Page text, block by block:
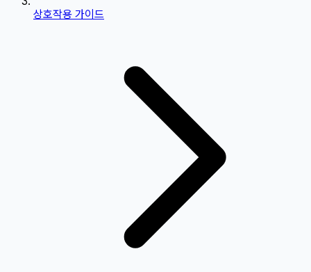
상호작용 가이드